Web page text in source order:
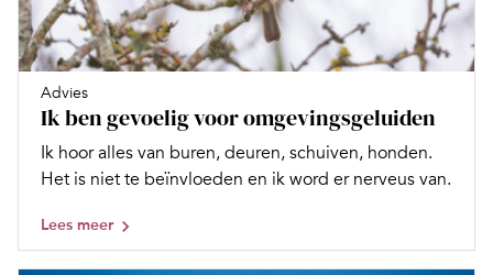
Advies
Ik ben gevoelig voor omgevingsgeluiden
Ik hoor alles van buren, deuren, schuiven, honden.
Het is niet te beïnvloeden en ik word er nerveus van.
Lees meer